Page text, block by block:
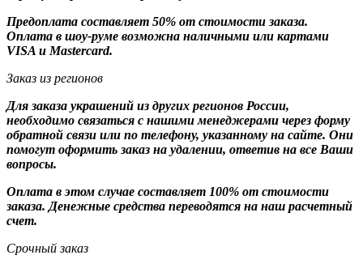
Предоплата составляет 50% от стоимости заказа.
Оплата в шоу-руме возможна наличными или картами
VISA и Mastercard.
Заказ из регионов
Для заказа украшений из других регионов России,
необходимо связаться с нашими менеджерами через форму
обратной связи или по телефону, указанному на сайте. Они
помогут оформить заказ на удалении, ответив на все Ваши
вопросы.
Оплата в этом случае составляет 100% от стоимости
заказа. Денежные средства переводятся на наш расчетный
счет.
Срочный заказ